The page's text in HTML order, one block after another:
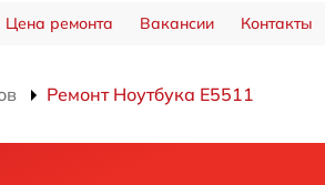
Цена ремонта Вакансии Контакты
Ремонт Ноутбука E5511